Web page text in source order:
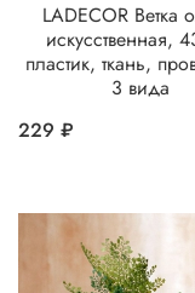
LADECOR Ветка
искусственная,
пластик, ткань,
3 вида
229 ₽